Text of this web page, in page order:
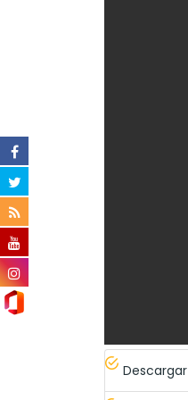
Descargar